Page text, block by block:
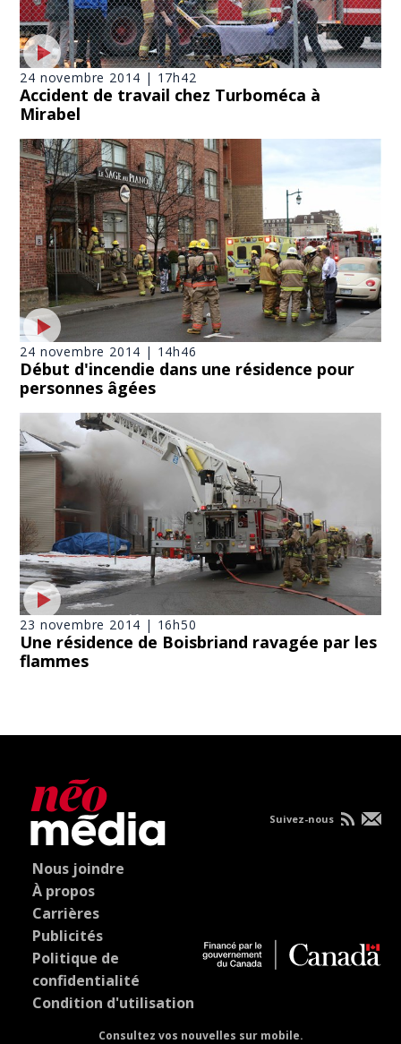
24 novembre 2014 | 17h42
Accident de travail chez Turboméca à
Mirabel
24 novembre 2014 | 14h46
Début d'incendie dans une résidence pour
personnes âgées
23 novembre 2014 | 16h50
Une résidence de Boisbriand ravagée par les
flammes
Nous joindre
À propos
Carrières
Publicités
Politique de
confidentialité
Condition d'utilisation
Consultez vos nouvelles sur mobile.
Suivez-nous